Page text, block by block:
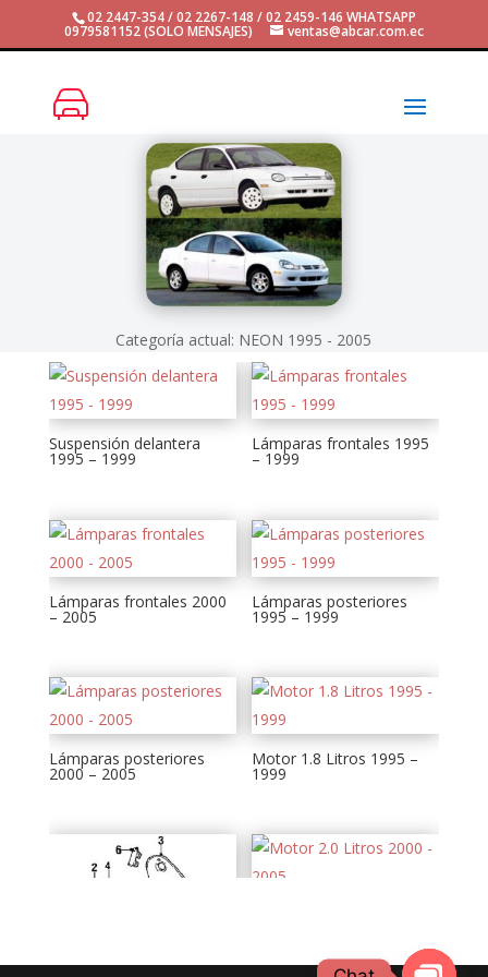
02 2447-354 / 02 2267-148 / 02 2459-146 WHATSAPP
0979581152 (SOLO MENSAJES) ventas@abcar.com.ec
Categoría actual: NEON 1995 - 2005
Suspensión delantera
1995 – 1999
Lámparas frontales 1995
– 1999
Lámparas frontales 2000
– 2005
Lámparas posteriores
1995 – 1999
Lámparas posteriores
2000 – 2005
Motor 1.8 Litros 1995 –
1999